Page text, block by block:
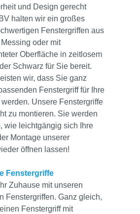
und Design gerecht
halten wir ein großes
Fenstergriffen aus
oder mit
Oberfläche in zeitlosem
Schwarz für Sie bereit.
wir, dass Sie ganz
Fenstergriff für Ihre
Unsere Fenstergriffe
zu montieren. Sie werden
wie leichtgängig sich Ihre
Montage unserer
öffnen lassen!
Fenstergriffe
Zuhause mit unseren
Fenstergriffen. Ganz gleich,
Fenstergriff mit